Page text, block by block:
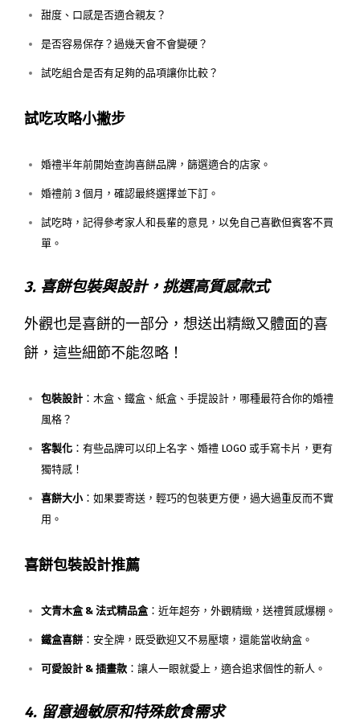
甜度、口感是否適合親友？
是否容易保存？過幾天會不會變硬？
試吃組合是否有足夠的品項讓你比較？
試吃攻略小撇步
婚禮半年前開始查詢喜餅品牌，篩選適合的店家。
婚禮前 3 個月，確認最終選擇並下訂。
試吃時，記得參考家人和長輩的意見，以免自己喜歡但賓客不買
單。
3. 喜餅包裝與設計，挑選高質感款式
外觀也是喜餅的一部分，想送出精緻又體面的喜
餅，這些細節不能忽略！
包裝設計 ：木盒、鐵盒、紙盒、手提設計，哪種最符合你的婚禮
風格？
客製化 ：有些品牌可以印上名字、婚禮 LOGO 或手寫卡片，更有
獨特感！
喜餅大小：如果要寄送，輕巧的包裝更方便，過大過重反而不實
用。
喜餅包裝設計推薦
文青木盒 & 法式精品盒：近年超夯，外觀精緻，送禮質感爆棚。
鐵盒喜餅 ：安全牌，既受歡迎又不易壓壞，還能當收納盒。
可愛設計 & 插畫款 ：讓人一眼就愛上，適合追求個性的新人。
4. 留意過敏原和特殊飲食需求